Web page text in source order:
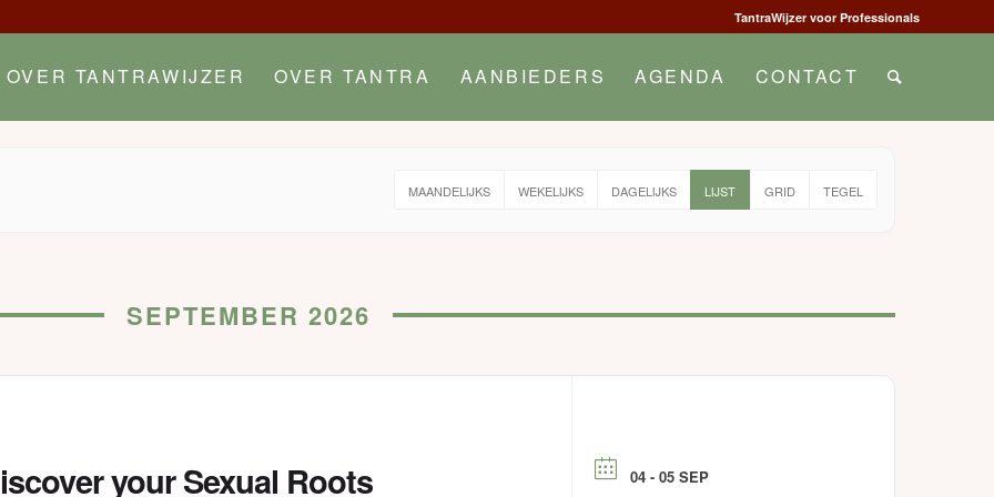
TantraWijzer voor Professionals
OVER TANTRAWIJZER OVER TANTRA AANBIEDERS AGENDA CONTACT
MAANDELIJKS WEKELIJKS DAGELIJKS LIJST GRID TEGEL
SEPTEMBER 2026
your Sexual Roots 04 - 05 SEP